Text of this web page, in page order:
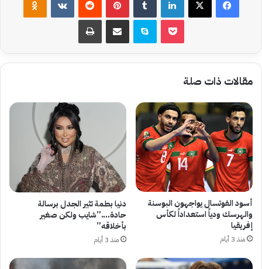
‫Pocket سكايب مشاركة عبر البريد طباعة
مقالات ذات صلة
أسود الفوتسال يواجهون البوسنة
والهرسك ودياً استعداداً لكأس
إفريقيا
منذ 3 أيام
دنيا بطمة تثير الجدل برسالة
حادة….”شايب ولكن صغير
بأخلاقه”
منذ 3 أيام